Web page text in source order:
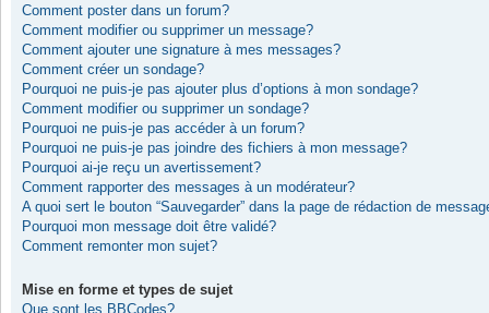
Comment poster dans un forum?
Comment modifier ou supprimer un message?
Comment ajouter une signature à mes messages?
Comment créer un sondage?
Pourquoi ne puis-je pas ajouter plus d’options à mon sondage?
Comment modifier ou supprimer un sondage?
Pourquoi ne puis-je pas accéder à un forum?
Pourquoi ne puis-je pas joindre des fichiers à mon message?
Pourquoi ai-je reçu un avertissement?
Comment rapporter des messages à un modérateur?
A quoi sert le bouton “Sauvegarder” dans la page de rédaction de
Pourquoi mon message doit être validé?
Comment remonter mon sujet?
Mise en forme et types de sujet
Que sont les BBCodes?